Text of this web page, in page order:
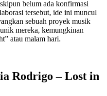
belum ada konfirmasi
tersebut, ide ini muncul
sebuah proyek musik
mereka, kemungkinan
atau malam hari.
Rodrigo – Lost in